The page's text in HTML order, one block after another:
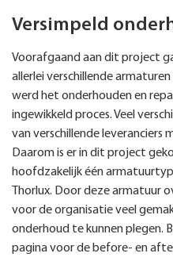
Versimpeld
Voorafgaand aan dit project
allerlei verschillende
werd het onderhouden en
ingewikkeld proces. Veel
van verschillende leveranciers
Daarom is er in dit project
hoofdzakelijk één
Thorlux. Door deze armatuur
voor de organisatie veel
onderhoud te kunnen plegen.
pagina voor de before- en